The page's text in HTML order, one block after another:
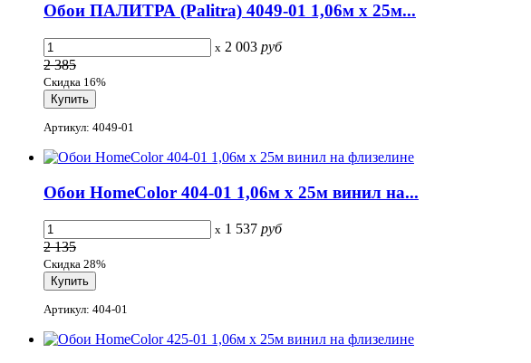
Обои ПАЛИТРА (Palitra) 4049-01 1,06м x 25м...
x 2 003 руб
2 385
Скидка 16%
Артикул: 4049-01
Обои HomeColor 404-01 1,06м x 25м винил на...
x 1 537 руб
2 135
Скидка 28%
Артикул: 404-01